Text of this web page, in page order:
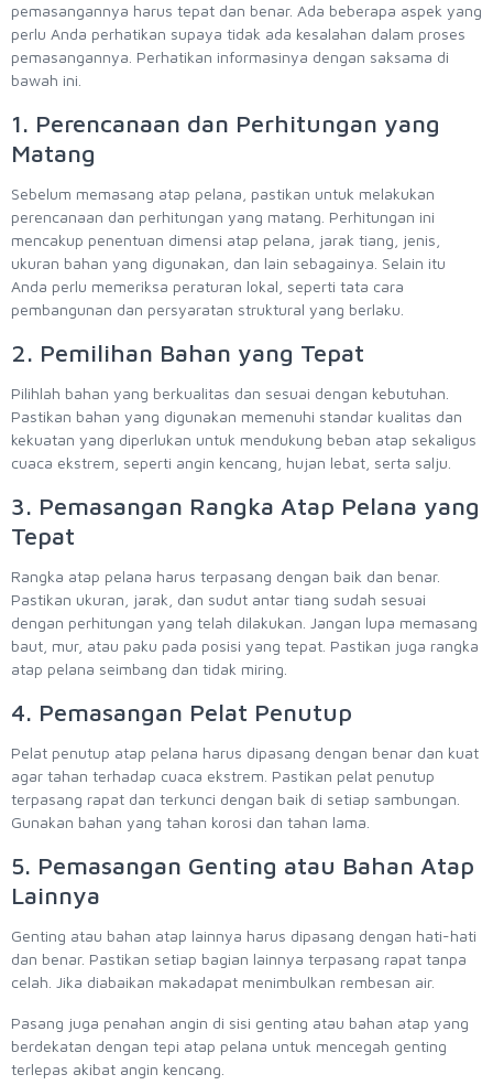
pemasangannya harus tepat dan benar. Ada beberapa aspek yang
perlu Anda perhatikan supaya tidak ada kesalahan dalam proses
pemasangannya. Perhatikan informasinya dengan saksama di
bawah ini.
1. Perencanaan dan Perhitungan yang
Matang
Sebelum memasang atap pelana, pastikan untuk melakukan
perencanaan dan perhitungan yang matang. Perhitungan ini
mencakup penentuan dimensi atap pelana, jarak tiang, jenis,
ukuran bahan yang digunakan, dan lain sebagainya. Selain itu
Anda perlu memeriksa peraturan lokal, seperti tata cara
pembangunan dan persyaratan struktural yang berlaku.
2. Pemilihan Bahan yang Tepat
Pilihlah bahan yang berkualitas dan sesuai dengan kebutuhan.
Pastikan bahan yang digunakan memenuhi standar kualitas dan
kekuatan yang diperlukan untuk mendukung beban atap sekaligus
cuaca ekstrem, seperti angin kencang, hujan lebat, serta salju.
3. Pemasangan Rangka Atap Pelana yang
Tepat
Rangka atap pelana harus terpasang dengan baik dan benar.
Pastikan ukuran, jarak, dan sudut antar tiang sudah sesuai
dengan perhitungan yang telah dilakukan. Jangan lupa memasang
baut, mur, atau paku pada posisi yang tepat. Pastikan juga rangka
atap pelana seimbang dan tidak miring.
4. Pemasangan Pelat Penutup
Pelat penutup atap pelana harus dipasang dengan benar dan kuat
agar tahan terhadap cuaca ekstrem. Pastikan pelat penutup
terpasang rapat dan terkunci dengan baik di setiap sambungan.
Gunakan bahan yang tahan korosi dan tahan lama.
5. Pemasangan Genting atau Bahan Atap
Lainnya
Genting atau bahan atap lainnya harus dipasang dengan hati-hati
dan benar. Pastikan setiap bagian lainnya terpasang rapat tanpa
celah. Jika diabaikan makadapat menimbulkan rembesan air.
Pasang juga penahan angin di sisi genting atau bahan atap yang
berdekatan dengan tepi atap pelana untuk mencegah genting
terlepas akibat angin kencang.